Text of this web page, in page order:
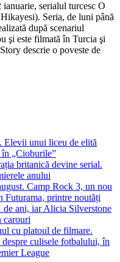
serialul turcesc O
Seria, de luni până
după scenariul
şi este filmată în Turcia şi
descrie o poveste de
unui liceu de elită
„Cioburile”
britanică devine serial.
anului
Camp Rock 3, un nou
Futurama, printre noutăți
de ani, iar Alicia Silverstone
carouri
cu platoul de filmare.
culisele fotbalului, în
League